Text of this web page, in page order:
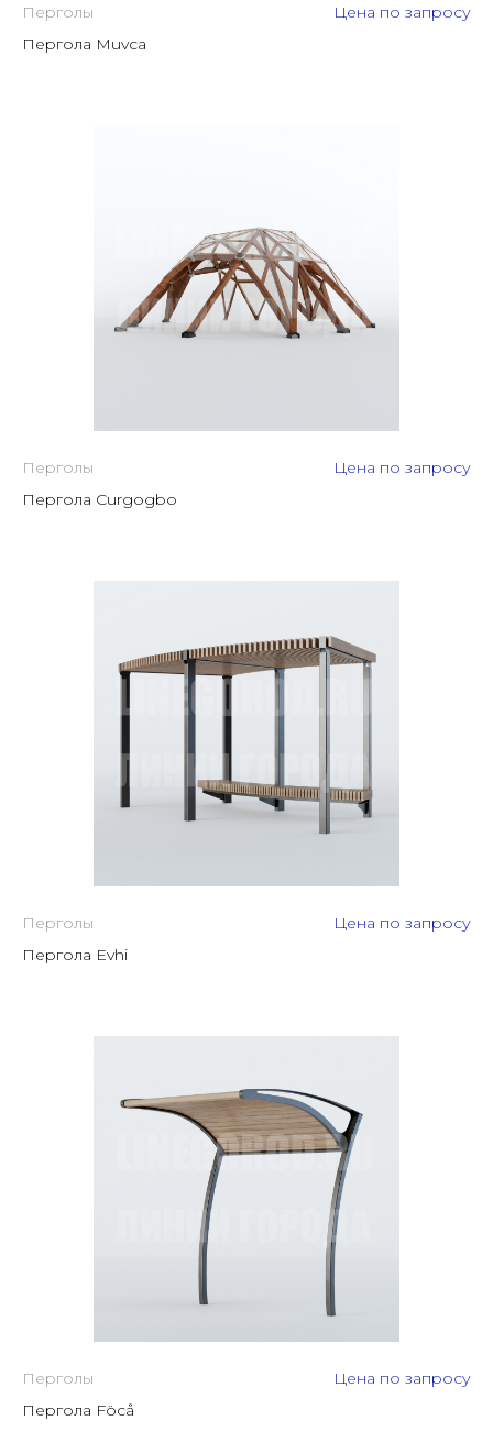
Перголы
Цена по запросу
Пергола Muvca
Перголы
Цена по запросу
Пергола Curgogbo
Перголы
Цена по запросу
Пергола Evhi
Перголы
Цена по запросу
Пергола Föcå